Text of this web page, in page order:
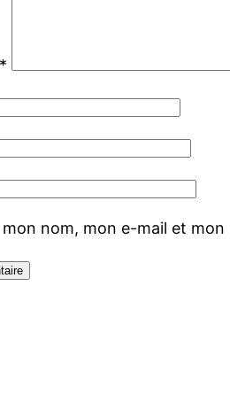
*
nom, mon e-mail et